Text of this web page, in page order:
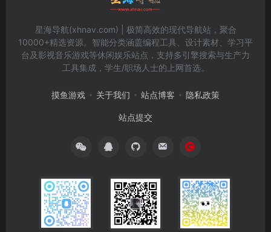
星海导航(xhnav.com) | 极简高效的现代导航站，聚合
10000+精选资源。智能分类涵盖编程工具、设计素材、学习平
台及影视音乐游戏等休闲娱乐站点，支持多引擎搜索与生产力
工具集成，学生/职场人士的上网首选。
摸鱼游戏 关于我们 站点博客 隐私政策
站点提交